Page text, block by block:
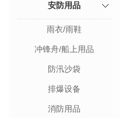
安防用品
雨衣/雨鞋
冲锋舟/船上用品
防汛沙袋
排爆设备
消防用品